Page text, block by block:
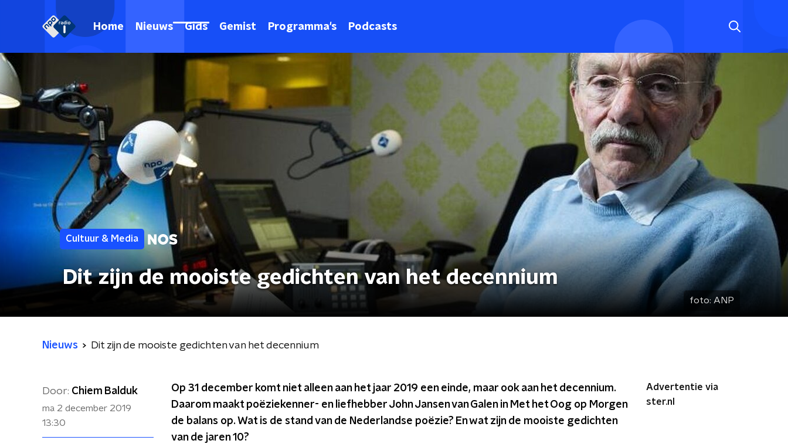
Home Nieuws Gids Gemist Programma's Podcasts
Cultuur & Media
Dit zijn de mooiste gedichten van het decennium
foto: ANP
Nieuws Dit zijn de mooiste gedichten van het decennium
Door: Chiem Balduk
ma 2 december 2019
13:30
Op 31 december komt niet alleen aan het jaar 2019 een einde, maar ook aan het decennium.
Daarom maakt poëziekenner- en liefhebber John Jansen van Galen in Met het Oog op Morgen
de balans op. Wat is de stand van de Nederlandse poëzie? En wat zijn de mooiste gedichten
van de jaren 10?
Advertentie via
ster.nl